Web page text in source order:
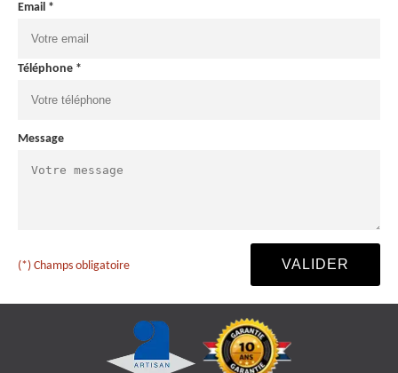
Email *
Téléphone *
Message
(*) Champs obligatoire